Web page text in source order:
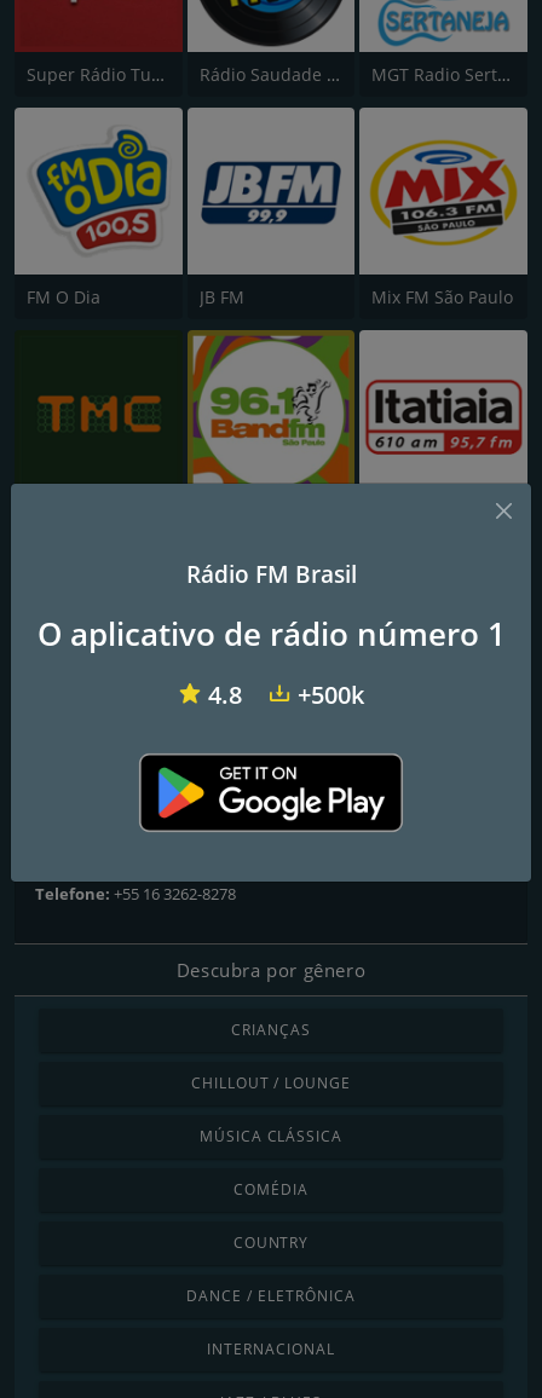
Super Rádio Tupi FM Rádio Saudade FM 100.7 MGT Radio Sertaneja
FM O Dia JB FM Mix FM São Paulo
Rádio Itatiaia FM
Rádio FM 104
Frequências FM
http://www.fm104itapolis.com.br/
Telefone: +55 16 3262-8278
Descubra por gênero
CRIANÇAS
CHILLOUT / LOUNGE
MÚSICA CLÁSSICA
COMÉDIA
COUNTRY
DANCE / ELETRÔNICA
INTERNACIONAL
Rádio FM Brasil
O aplicativo de rádio número 1
4.8 +500k